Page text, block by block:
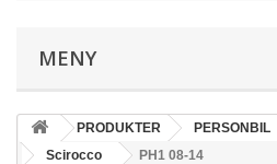
MENY
PRODUKTER PERSONBIL
Scirocco
PH1 08-14